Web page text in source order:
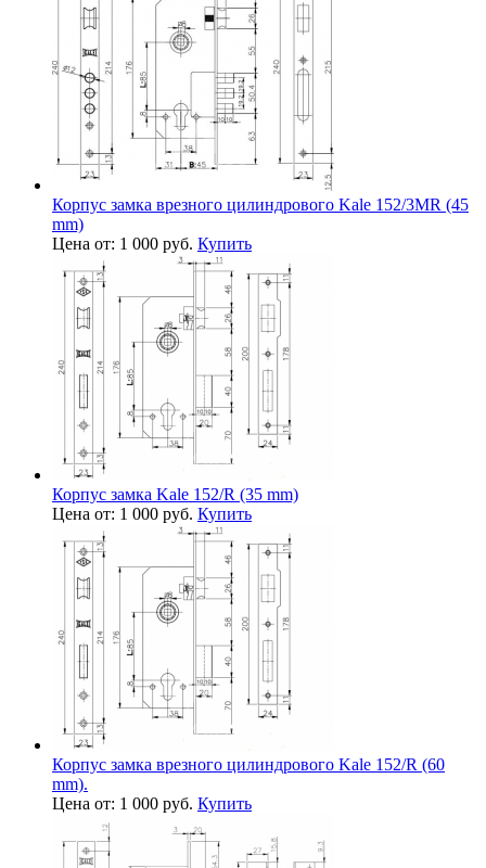
Корпус замка врезного цилиндрового Kale 152/3MR (45
mm)
Цена от: 1 000 руб. Купить
Корпус замка Kale 152/R (35 mm)
Цена от: 1 000 руб. Купить
Корпус замка врезного цилиндрового Kale 152/R (60
mm).
Цена от: 1 000 руб. Купить